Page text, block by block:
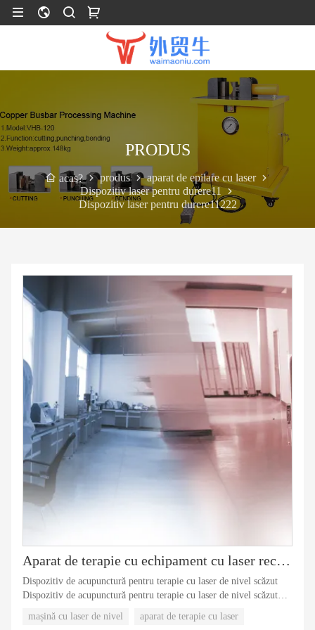
PRODUS
acas? produs
aparat de epilare cu laser
Dispozitiv laser pentru durere11
Dispozitiv laser pentru durere11222
Aparat de terapie cu echipament cu laser rece medical nr.2
Dispozitiv de acupunctură pentru terapie cu laser de nivel scăzut
Dispozitiv de acupunctură pentru terapie cu laser de nivel scăzut
scăzutDispozitiv de acupunctură pentru terapie cu laser de nivel
mașină cu laser de nivel aparat de terapie cu laser